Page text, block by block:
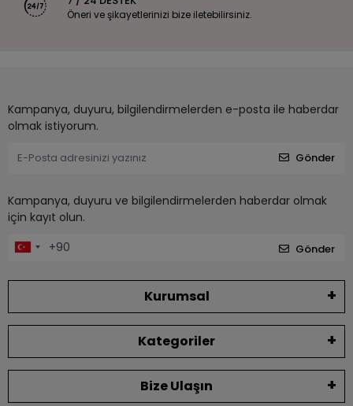
Öneri ve şikayetlerinizi bize iletebilirsiniz.
Kampanya, duyuru, bilgilendirmelerden e-posta ile haberdar
olmak istiyorum.
Gönder
Kampanya, duyuru ve bilgilendirmelerden haberdar olmak
için kayıt olun.
Gönder
Kurumsal
Kategoriler
Bize Ulaşın